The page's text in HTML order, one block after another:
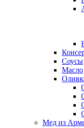
Соусы
Масло
Мед из